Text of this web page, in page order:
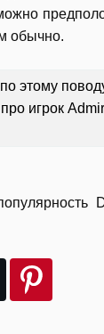
обычно.
этому
игрок